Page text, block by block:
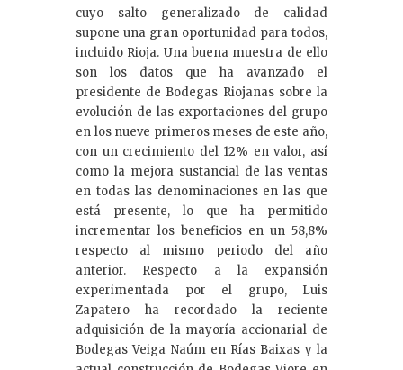
cuyo salto generalizado de calidad
supone una gran oportunidad para todos,
incluido Rioja. Una buena muestra de ello
son los datos que ha avanzado el
presidente de Bodegas Riojanas sobre la
evolución de las exportaciones del grupo
en los nueve primeros meses de este año,
con un crecimiento del 12% en valor, así
como la mejora sustancial de las ventas
en todas las denominaciones en las que
está presente, lo que ha permitido
incrementar los beneficios en un 58,8%
respecto al mismo periodo del año
anterior. Respecto a la expansión
experimentada por el grupo, Luis
Zapatero ha recordado la reciente
adquisición de la mayoría accionarial de
Bodegas Veiga Naúm en Rías Baixas y la